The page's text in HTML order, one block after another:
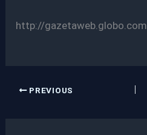
http://gazetaweb.globo.com
PREVIOUS